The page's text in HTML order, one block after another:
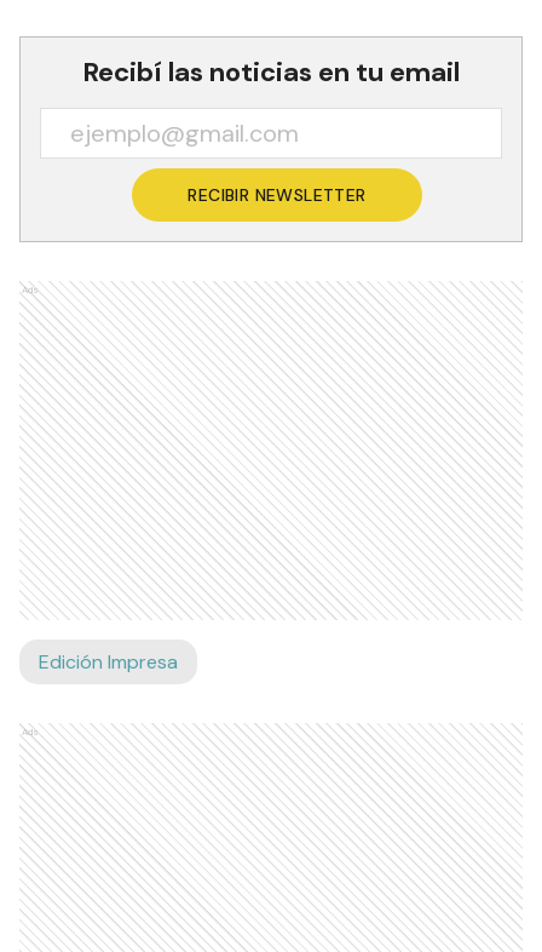
Recibí las noticias en tu email
RECIBIR NEWSLETTER
Ads
Edición Impresa
Ads